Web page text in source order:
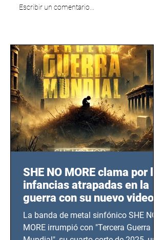
Escribir un comentario...
SHE NO MORE clama por las
infancias atrapadas en la
guerra con su nuevo video
TERCERA GUERRA
MUNDIAL
La banda de metal sinfónico SHE NO
MORE irrumpió con "Tercera Guerra